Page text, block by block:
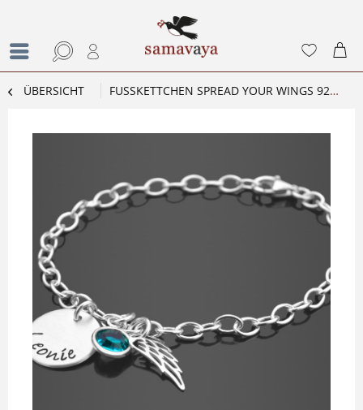
ÜBERSICHT FUSSKETTCHEN SPREAD YOUR WINGS 925 SILBER FUSSKETTE